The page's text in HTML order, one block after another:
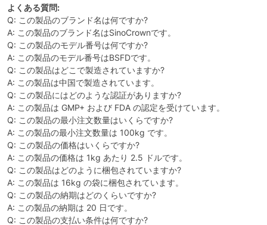
よくある質問:
Q: この製品のブランド名は何ですか?
A: この製品のブランド名はSinoCrownです。
Q: この製品のモデル番号は何ですか?
A: この製品のモデル番号はBSFDです。
Q: この製品はどこで製造されていますか?
A: この製品は中国で製造されています。
Q: この製品にはどのような認証がありますか?
A: この製品は GMP+ および FDA の認定を受けています。
Q: この製品の最小注文数量はいくらですか?
A: この製品の最小注文数量は 100kg です。
Q: この製品の価格はいくらですか?
A: この製品の価格は 1kg あたり 2.5 ドルです。
Q: この製品はどのように梱包されていますか?
A: この製品は 16kg の袋に梱包されています。
Q: この製品の納期はどのくらいですか?
A: この製品の納期は 20 日です。
Q: この製品の支払い条件は何ですか?